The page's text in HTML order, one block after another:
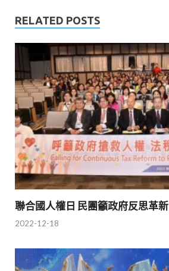
RELATED POSTS
聯合國人權日 民團籲政府反思革
2022-12-18